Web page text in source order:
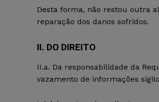
Desta forma, não restou outra
reparação dos danos sofridos.
II. DO DIREITO
II.a. Da responsabilidade da
vazamento de informações